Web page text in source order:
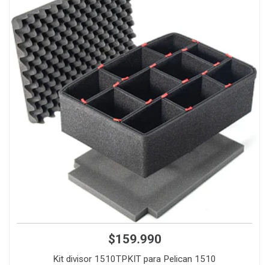
$159.990
Kit divisor 1510TPKIT para Pelican 1510